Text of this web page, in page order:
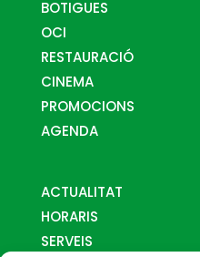
BOTIGUES
OCI
RESTAURACIÓ
CINEMA
PROMOCIONS
AGENDA
ACTUALITAT
HORARIS
SERVEIS